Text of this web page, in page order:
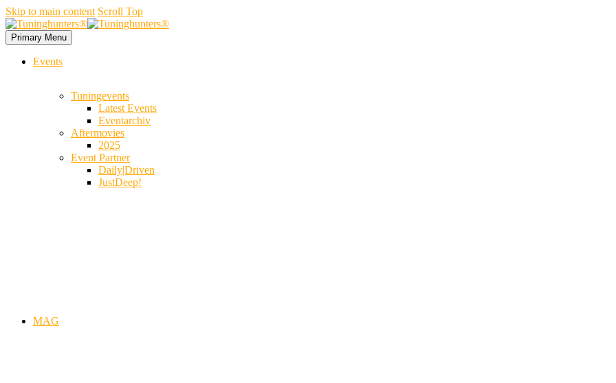
Skip to main content Scroll Top
Primary Menu
Events
Tuningevents
Latest Events
Eventarchiv
Aftermovies
2025
Event Partner
Daily|Driven
JustDeep!
MAG